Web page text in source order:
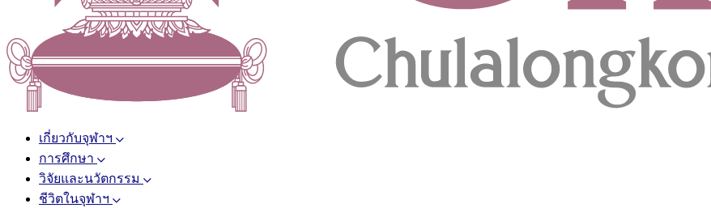
เกี่ยวกับจุฬาฯ
การศึกษา
วิจัยและนวัตกรรม
ชีวิตในจุฬาฯ